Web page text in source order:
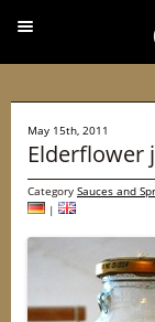
May 15th, 2011
Elderflower
Category Sauces and
|